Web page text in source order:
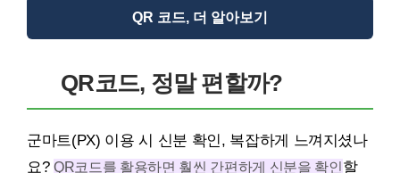
QR 코드, 더 알아보기
QR코드, 정말 편할까?
군마트(PX) 이용 시 신분 확인, 복잡하게 느껴지셨나
요? QR코드를 활용하면 훨씬 간편하게 신분을 확인할